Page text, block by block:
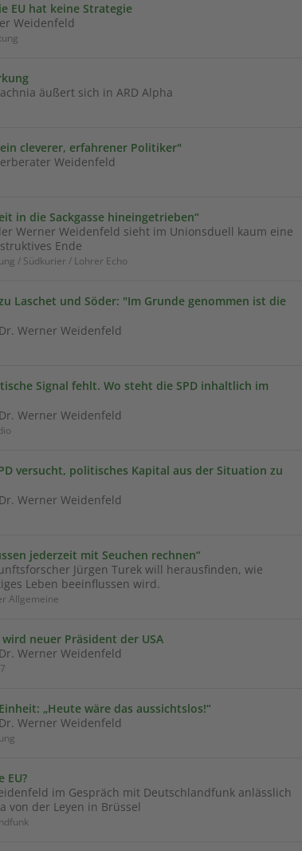
EU hat keine Strategie
Weidenfeld
äußert sich in ARD Alpha
cleverer, erfahrener Politiker"
Weidenfeld
in die Sackgasse hineingetrieben“
Werner Weidenfeld sieht im Unionsduell kaum eine
Ende
/ Südkurier / Lohrer Echo
Laschet und Söder: "Im Grunde genommen ist die
Werner Weidenfeld
Signal fehlt. Wo steht die SPD inhaltlich im
Werner Weidenfeld
versucht, politisches Kapital aus der Situation zu
Werner Weidenfeld
jederzeit mit Seuchen rechnen“
Jürgen Turek will herausfinden, wie
Leben beeinflussen wird.
Allgemeine
wird neuer Präsident der USA
Werner Weidenfeld
„Heute wäre das aussichtslos!“
Werner Weidenfeld
EU?
im Gespräch mit Deutschlandfunk anlässlich
von der Leyen in Brüssel